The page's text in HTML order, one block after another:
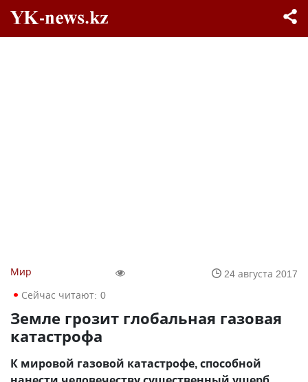
Мир
24 августа 2017
Сейчас читают: 0
Земле грозит глобальная газовая
катастрофа
К мировой газовой катастрофе, способной